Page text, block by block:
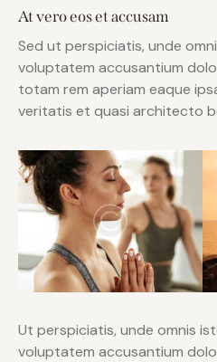
At vero eos et accusam
Sed ut perspiciatis, unde
voluptatem accusantium
totam rem aperiam eaque
veritatis et quasi architecto
Ut perspiciatis, unde omnis
voluptatem accusantium